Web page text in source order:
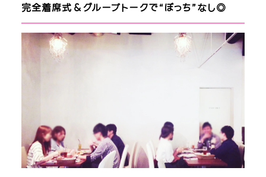
完全着席式＆グループトークで“ぼっち”なし◎